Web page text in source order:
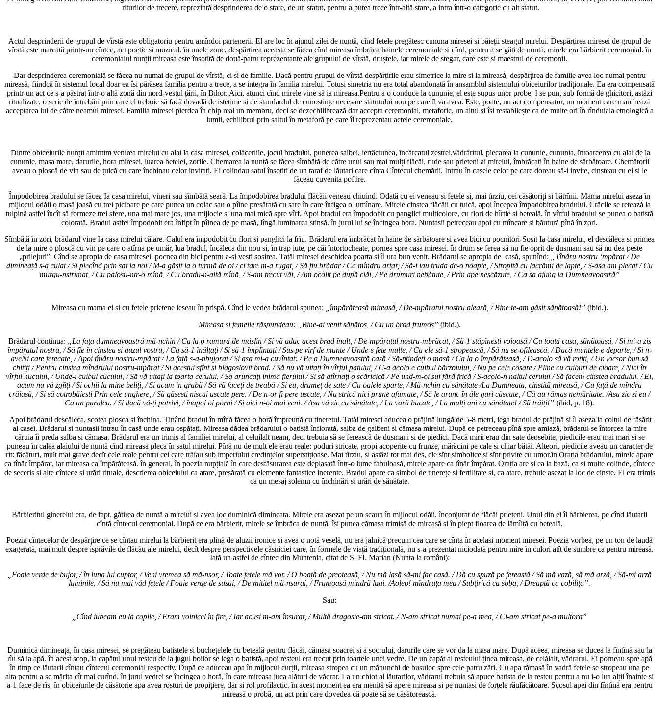
riturilor de trecere, reprezintă desprinderea de o stare, de un statut, pentru a putea trece într-altă stare, a intra într-o categorie cu alt statut.
Actul desprinderii de grupul de vîrstă este obligatoriu pentru amîndoi partenerii. El are loc în ajunul zilei de nuntă, cînd fetele pregătesc cununa miresei si băieții steagul mirelui. Despărțirea miresei de grupul de
vîrstă este marcată printr-un cîntec, act poetic si muzical. în unele zone, despărțirea aceasta se făcea cînd mireasa îmbrăca hainele ceremoniale si cînd, pentru a se găti de nuntă, mirele era bărbierit ceremonial. în
ceremonialul nunții mireasa este însoțită de două-patru reprezentante ale grupului de vîrstă, druștele, iar mirele de stegar, care este si maestrul de ceremonii.
Dar desprinderea ceremonială se făcea nu numai de grupul de vîrstă, ci si de familie. Dacă pentru grupul de vîrstă despărțirile erau simetrice la mire si la mireasă, despărțirea de familie avea loc numai pentru
mireasă, fiindcă în sistemul local doar ea îsi părăsea familia pentru a trece, a se integra în familia mirelui. Totusi simetria nu era total abandonată în ansamblul sistemului obiceiurilor tradiționale. Ea era compensată
printr-un act ce s-a păstrat într-o altă zonă din nord-vestul țării, în Bihor. Aici, atunci cînd mirele vine să ia mireasa.Pentru a o conduce la cununie, el este supus unor probe. I se pun, sub formă de ghicitori, astăzi
ritualizate, o serie de întrebări prin care el trebuie să facă dovadă de istețime si de standardul de cunostințe necesare statutului nou pe care îl va avea. Este, poate, un act compensator, un moment care marchează
acceptarea lui de către neamul miresei. Familia miresei pierdea în chip real un membru, deci se dezechilibrează dar accepta ceremonial, metaforic, un altul si îsi restabilește ca de multe ori în rînduiala etnologică a
lumii, echilibrul prin saltul în metaforă pe care îl reprezentau actele ceremoniale.
Dintre obiceiurile nunții amintim venirea mirelui cu alai la casa miresei, colăceriile, jocul bradului, punerea salbei, iertăciunea, încărcatul zestrei,vădrăritul, plecarea la cununie, cununia, întoarcerea cu alai de la
cununie, masa mare, darurile, hora miresei, luarea betelei, zorile. Chemarea la nuntă se făcea sîmbătă de către unul sau mai mulți flăcăi, rude sau prieteni ai mirelui, îmbrăcați în haine de sărbătoare. Chemătorii
aveau o ploscă de vin sau de țuică cu care închinau celor invitați. Ei colindau satul însoțiți de un taraf de lăutari care cînta Cîntecul chemării. Intrau în casele celor pe care doreau să-i invite, cinsteau cu ei si le
făceau cuvenita poftire.
Împodobirea bradului se făcea Ia casa mirelui, vineri sau sîmbătă seară. La împodobirea bradului flăcăii veneau chiuind. Odată cu ei veneau si fetele si, mai tîrziu, cei căsătoriți si bătrînii. Mama mirelui aseza în
mijlocul odăii o masă joasă cu trei picioare pe care punea un colac sau o pîine presărată cu sare în care înfigea o lumînare. Mirele cinstea flăcăii cu țuică, apoi începea împodobirea bradului. Crăcile se retează la
tulpină astfel încît să formeze trei sfere, una mai mare jos, una mijlocie si una mai mică spre vîrf. Apoi bradul era împodobit cu panglici multicolore, cu flori de hîrtie si beteală. în vîrful bradului se punea o batistă
colorată. Bradul astfel împodobit era înfipt în pîinea de pe masă, lîngă luminarea stinsă. în jurul lui se încingea hora. Nuntasii petreceau apoi cu mîncare si băutură pînă în zori.
Sîmbătă în zori, brădarul vine Ia casa mirelui călare. Calul era împodobit cu flori si panglici la frîu. Brădarul era îmbrăcat în haine de sărbătoare si avea bici cu pocnitori-Sosit Ia casa mirelui, el descăleca si primea
de la mire o ploscă cu vin pe care o atîrna pe umăr, lua bradul, încăleca din nou si, în trap iute, pe căi întortocheate, pornea spre casa miresei. în drum se ferea să nu fie oprit de dusmani sau să nu dea peste
„prilejuri”. Cînd se apropia de casa miresei, pocnea din bici pentru a-si vesti sosirea. Tatăl miresei deschidea poarta si îi ura bun venit. Brădarul se apropia de casă, spunînd: „Tînăru nostru ‘mpărat / De
dimineață s-a culat / Si plecînd prin sat la noi / M-a găsit la o turmă de oi / ci tare m-a rugat, / Să fiu brădar / Ca mîndru arțar, / Să-i iau truda de-o noapte, / Stropită cu lacrămi de lapte, / S-asa am plecat / Cu
murgu-nstrunat, / Cu palosu-ntr-o mînă, / Cu bradu-n-altă mînă, / S-am trecut văi, / Am ocolit pe după clăi, / Pe drumuri nebătute, / Prin ape nescăzute, / Ca sa ajung la Dumneavoastră”
Mireasa cu mama ei si cu fetele prietene ieseau în prispă. Cînd le vedea brădarul spunea: „împărăteasă mireasă, / De-mpăratul nostru aleasă, / Bine te-am găsit sănătoasă!” (ibid.).
Mireasa si femeile răspundeau: „Bine-ai venit sănătos, / Cu un brad frumos” (ibid.).
Brădarul continua:
„La fața dumneavoastră mă-nchin / Ca la o ramură de măslin / Si vă aduc acest brad înalt, / De-mpăratul nostru-mbrăcat, / Să-1 stăpînesti voioasă / Cu toată casa, sănătoasă. / Si mi-a zis
împăratul nostru, / Să fie în cinstea si auzul vostru, / Ca să-1 înălțați / Si să-1 împlîntați / Sus pe vîrf de munte / Unde-s fete multe, / Ca ele să-1 stropească, / Să nu se-ofilească. / Dacă muntele e departe, / Si n-
aveŃi care ferecate, / Apoi tînăru nostru-mpărat / La față s-a-nbujorat / Si asa mi-a cuvîntat: / Pe a Dumneavoastră casă / Să-ntindeți o masă / Ca la o împărăteasă, / D-acolo să vă rotiți, / Un locsor bun să
chitiți / Pentru cinstea mîndrului nostru-mpărat / Si acestui sfînt si blagoslovit brad. / Să nu vă uitați în vîrful patului, / C-a acolo e cuibul bărzoiului, / Nu pe cele cosare / Pline cu cuiburi de cioare, / Nici în
vîrful nucului, / Unde-i cuibul cucului, / Să vă uitați la toarta cerului, / Sa aruncați inima fierului / Si să atîrnați o scăricică / Pe und-m-oi sui fără frică / S-acolo-n naltul cerului / Să facem cinstea bradului. / Ei,
acum nu vă zgîiți / Si ochii la mine beliți, / Si acum în grabă / Să vă faceți de treabă / Si eu, drumeț de sate / Cu oalele sparte, / Mă-nchin cu sănătate /La Dumneata, cinstită mireasă, / Cu față de mîndra
crăiasă, / Si să cotrobăiesti Prin cele unghere, / Să găsesti niscai uscate pere. / De n-or fi pere uscate, / Nu strică nici prune afumate, / Să le arunc în ăle guri căscate, / Că au rămas nemăritate. /Asa zic si eu /
Ca un paraleu. / Si dacă vă-ți potrivi, / înapoi oi porni / Si aici n-oi mai veni. / Asa vă zic cu sănătate, / La vară bucate, / La mulți ani cu sănătate! / Să trăiți!” (ibid, p. 18).
Apoi brădarul descăleca, scotea plosca si închina. Ținând bradul în mînă făcea o horă împreună cu tineretul. Tatăl miresei aducea o prăjină lungă de 5-8 metri, lega bradul de prăjină si îl aseza la colțul de răsărit
al casei. Brădarul si nuntasii intrau în casă unde erau ospătați. Mireasa dădea brădarului o batistă înflorată, salba de galbeni si cămasa mirelui. După ce petreceau pînă spre amiază, brădarul se întorcea la mire
căruia îi preda salba si cămasa. Brădarul era un trimis al familiei mirelui, al celuilalt neam, deci trebuia să se ferească de dusmani si de piedici. Dacă mirii erau din sate deosebite, piedicile erau mai mari si se
puneau în calea alaiului de nuntă cînd mireasa pleca în satul mirelui. Pînă nu de mult ele erau reale: poduri stricate, gropi acoperite cu frunze, mărăcini pe cale si chiar bătăi. Alteori, piedicile aveau un caracter de
rit: făcături, mult mai grave decît cele reale pentru cei care trăiau sub imperiului credințelor superstițioase. Mai tîrziu, si astăzi tot mai des, ele sînt simbolice si sînt privite cu umor.în Orația brădarului, mirele apare
ca tînăr împărat, iar mireasa ca împărăteasă. în general, în poezia nupțială în care desfăsurarea este deplasată într-o lume fabuloasă, mirele apare ca tînăr împărat. Orația are si ea la bază, ca si multe colinde, cîntece
de seceris si alte cîntece si urări rituale, descrierea obiceiului ca atare, presărată cu elemente fantastice inerente. Bradul apare ca simbol de tinerețe si fertilitate si, ca atare, trebuie asezat la loc de cinste. El era trimis
ca un mesaj solemn cu închinări si urări de sănătate.
Bărbieritul ginerelui era, de fapt, gătirea de nuntă a mirelui si avea loc duminică dimineața. Mirele era asezat pe un scaun în mijlocul odăii, înconjurat de flăcăi prieteni. Unul din ei îl bărbierea, pe cînd lăutarii
cîntă cîntecul ceremonial. După ce era bărbierit, mirele se îmbrăca de nuntă, îsi punea cămasa trimisă de mireasă si în piept floarea de lămîiță cu beteală.
Poezia cîntecelor de despărțire ce se cîntau mirelui la bărbierit era plină de aluzii ironice si avea o notă veselă, nu era jalnică precum cea care se cînta în acelasi moment miresei. Poezia vorbea, pe un ton de laudă
exagerată, mai mult despre isprăvile de flăcău ale mirelui, decît despre perspectivele căsniciei care, în formele de viață tradițională, nu s-a prezentat niciodată pentru mire în culori atît de sumbre ca pentru mireasă.
Iată un astfel de cîntec din Muntenia, citat de S. FI. Marian (Nunta la români):
„Foaie verde de bujor, / în luna lui cuptor, / Veni vremea să mă-nsor, / Toate fetele mă vor. / O boață de preoteasă, / Nu mă lasă să-mi fac casă. / Dă cu spuză pe fereastă / Să mă vază, să mă arză, / Să-mi arză
luminile, / Să nu mai văd fetele / Foaie verde de susai, / De mititel mă-nsurai, / Frumoasă mîndră luai. /Aoleo! mîndruța mea / Subțirică ca soba, / Dreaptă ca cobilița”.
Sau:
„Cînd iubeam eu la copile, / Eram voinicel în fire, / Iar acusi m-am însurat, / Multă dragoste-am stricat. / N-am stricat numai pe-a mea, / Ci-am stricat pe-a multora”
Duminică dimineața, în casa miresei, se pregăteau batistele si buchețelele cu beteală pentru flăcăi, cămasa soacrei si a socrului, darurile care se vor da la masa mare. După aceea, mireasa se ducea la fîntînă sau la
rîu să ia apă. în acest scop, la capătul unui resteu de la jugul boilor se lega o batistă, apoi resteul era trecut prin toartele unei vedre. De un capăt al resteului ținea mireasa, de celălalt, vădrarul. Ei porneau spre apă
în timp ce lăutarii cîntau cîntecul ceremonial respectiv. După ce aduceau apa în mijlocul curții, mireasa stropea cu un mănunchi de busuioc spre cele patru zări. Cu apa rămasă în vadră fetele se stropeau una pe
alta pentru a se mărita cît mai curînd. în jurul vedrei se încingea o horă, în care mireasa juca alături de vădrar. La un chiot al lăutarilor, vădrarul trebuia să apuce batista de la resteu pentru a nu i-o lua alții înainte si
a-1 face de rîs. în obiceiurile de căsătorie apa avea rosturi de propițiere, dar si rol profilactic. în acest moment ea era menită să apere mireasa si pe nuntasi de forțele răufăcătoare. Scosul apei din fîntînă era pentru
mireasă o probă, un act prin care dovedea că poate să se căsătorească.